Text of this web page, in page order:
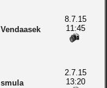
Vendaasek
8.7.15
11:45
smula
2.7.15
13:20